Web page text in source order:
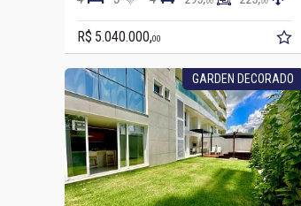
R$ 5.040.000,00
GARDEN DECORADO